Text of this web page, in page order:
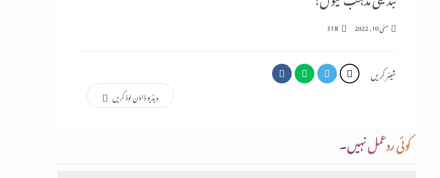
مئی 10, 2022 318
شیئر کریں
ویڈیو ڈاؤن لوڈ کریں
کوئی ردعمل نہیں۔